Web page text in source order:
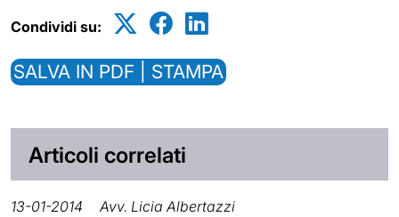
Condividi su:
SALVA IN PDF | STAMPA
Articoli correlati
13-01-2014 Avv. Licia Albertazzi